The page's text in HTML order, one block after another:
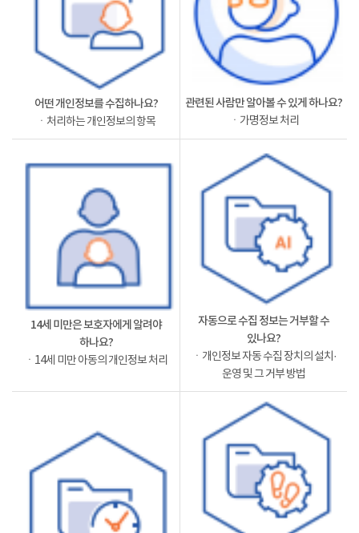
어떤 개인정보를 수집하나요?
ㆍ처리하는 개인정보의 항목
관련된 사람만 알아볼 수 있게 하나요?
ㆍ가명정보 처리
14세 미만은 보호자에게 알려야
하나요?
ㆍ14세 미만 아동의 개인정보 처리
자동으로 수집 정보는 거부할 수
있나요?
ㆍ개인정보 자동 수집 장치의 설치·
운영 및 그 거부 방법